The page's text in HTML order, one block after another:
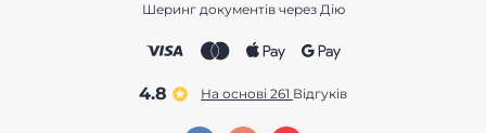
Шеринг документів через Дію
4.8 На основі 261 відгуків